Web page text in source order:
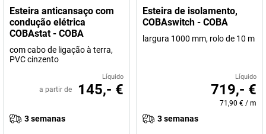
Esteira anticansaço com
condução elétrica
COBAstat - COBA
com cabo de ligação à terra,
PVC cinzento
Líquido
a partir de 145,- €
3 semanas
Esteira de isolamento,
COBAswitch - COBA
largura 1000 mm, rolo de 10 m
Líquido
719,- €
71,90 € / m
3 semanas